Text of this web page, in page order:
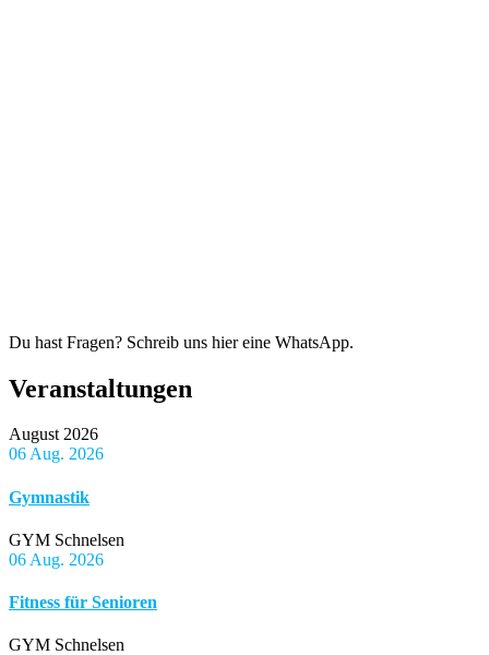
Du hast Fragen? Schreib uns hier eine WhatsApp.
Veranstaltungen
August 2026
06 Aug. 2026
Gymnastik
GYM Schnelsen
06 Aug. 2026
Fitness für Senioren
GYM Schnelsen